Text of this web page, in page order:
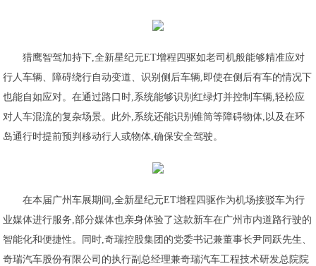
猎鹰智驾加持下,全新星纪元ET增程四驱如老司机般能够精准应对
行人车辆、障碍绕行自动变道、识别侧后车辆,即使在侧后有车的情况下
也能自如应对。在通过路口时,系统能够识别红绿灯并控制车辆,轻松应
对人车混流的复杂场景。此外,系统还能识别锥筒等障碍物体,以及在环
岛通行时提前预判移动行人或物体,确保安全驾驶。
在本届广州车展期间,全新星纪元ET增程四驱作为机场接驳车为行
业媒体进行服务,部分媒体也亲身体验了这款新车在广州市内道路行驶的
智能化和便捷性。同时,奇瑞控股集团的党委书记兼董事长尹同跃先生、
奇瑞汽车股份有限公司的执行副总经理兼奇瑞汽车工程技术研发总院院